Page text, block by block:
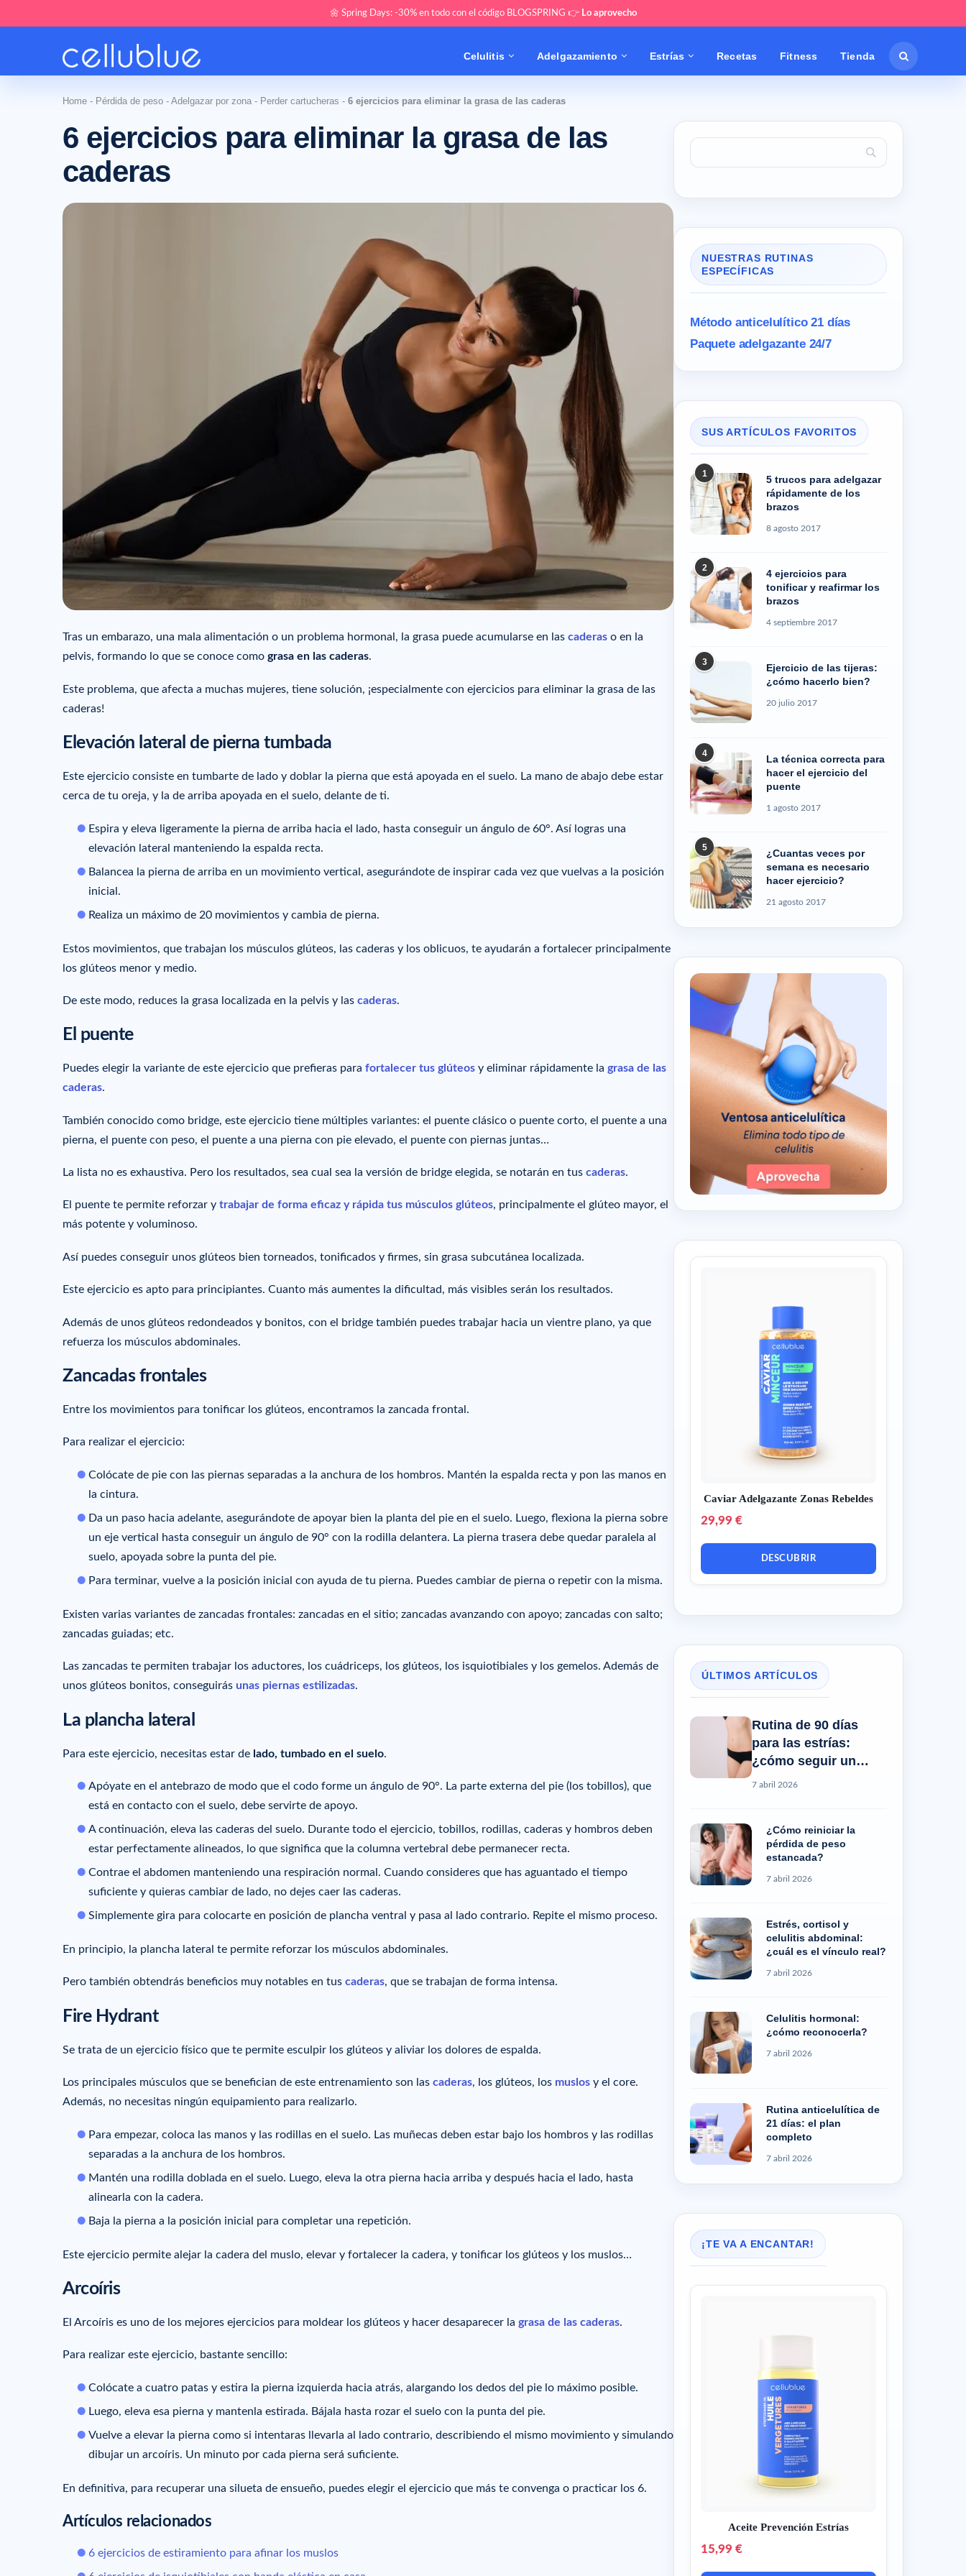
🌼 Spring Days: -30% en todo con el código BLOGSPRING 👉 Lo aprovecho
Celulitis Adelgazamiento Estrías Recetas Fitness Tienda
Home - Pérdida de peso - Adelgazar por zona - Perder cartucheras - 6 ejercicios para eliminar la grasa de las caderas
6 ejercicios para eliminar la grasa de las
caderas
Tras un embarazo, una mala alimentación o un problema hormonal, la grasa puede acumularse en las caderas o en la
pelvis, formando lo que se conoce como grasa en las caderas.
Este problema, que afecta a muchas mujeres, tiene solución, ¡especialmente con ejercicios para eliminar la grasa de las
caderas!
Elevación lateral de pierna tumbada
Este ejercicio consiste en tumbarte de lado y doblar la pierna que está apoyada en el suelo. La mano de abajo debe estar
cerca de tu oreja, y la de arriba apoyada en el suelo, delante de ti.
Espira y eleva ligeramente la pierna de arriba hacia el lado, hasta conseguir un ángulo de 60°. Así logras una
elevación lateral manteniendo la espalda recta.
Balancea la pierna de arriba en un movimiento vertical, asegurándote de inspirar cada vez que vuelvas a la posición
inicial.
Realiza un máximo de 20 movimientos y cambia de pierna.
Estos movimientos, que trabajan los músculos glúteos, las caderas y los oblicuos, te ayudarán a fortalecer principalmente
los glúteos menor y medio.
De este modo, reduces la grasa localizada en la pelvis y las caderas.
El puente
Puedes elegir la variante de este ejercicio que prefieras para fortalecer tus glúteos y eliminar rápidamente la grasa de las
caderas.
También conocido como bridge, este ejercicio tiene múltiples variantes: el puente clásico o puente corto, el puente a una
pierna, el puente con peso, el puente a una pierna con pie elevado, el puente con piernas juntas…
La lista no es exhaustiva. Pero los resultados, sea cual sea la versión de bridge elegida, se notarán en tus caderas.
El puente te permite reforzar y trabajar de forma eficaz y rápida tus músculos glúteos, principalmente el glúteo mayor, el
más potente y voluminoso.
Así puedes conseguir unos glúteos bien torneados, tonificados y firmes, sin grasa subcutánea localizada.
Este ejercicio es apto para principiantes. Cuanto más aumentes la dificultad, más visibles serán los resultados.
Además de unos glúteos redondeados y bonitos, con el bridge también puedes trabajar hacia un vientre plano, ya que
refuerza los músculos abdominales.
Zancadas frontales
Entre los movimientos para tonificar los glúteos, encontramos la zancada frontal.
Para realizar el ejercicio:
Colócate de pie con las piernas separadas a la anchura de los hombros. Mantén la espalda recta y pon las manos en
la cintura.
Da un paso hacia adelante, asegurándote de apoyar bien la planta del pie en el suelo. Luego, flexiona la pierna sobre
un eje vertical hasta conseguir un ángulo de 90° con la rodilla delantera. La pierna trasera debe quedar paralela al
suelo, apoyada sobre la punta del pie.
Para terminar, vuelve a la posición inicial con ayuda de tu pierna. Puedes cambiar de pierna o repetir con la misma.
Existen varias variantes de zancadas frontales: zancadas en el sitio; zancadas avanzando con apoyo; zancadas con salto;
zancadas guiadas; etc.
Las zancadas te permiten trabajar los aductores, los cuádriceps, los glúteos, los isquiotibiales y los gemelos. Además de
unos glúteos bonitos, conseguirás unas piernas estilizadas.
La plancha lateral
Para este ejercicio, necesitas estar de lado, tumbado en el suelo.
Apóyate en el antebrazo de modo que el codo forme un ángulo de 90°. La parte externa del pie (los tobillos), que
está en contacto con el suelo, debe servirte de apoyo.
A continuación, eleva las caderas del suelo. Durante todo el ejercicio, tobillos, rodillas, caderas y hombros deben
estar perfectamente alineados, lo que significa que la columna vertebral debe permanecer recta.
Contrae el abdomen manteniendo una respiración normal. Cuando consideres que has aguantado el tiempo
suficiente y quieras cambiar de lado, no dejes caer las caderas.
Simplemente gira para colocarte en posición de plancha ventral y pasa al lado contrario. Repite el mismo proceso.
En principio, la plancha lateral te permite reforzar los músculos abdominales.
Pero también obtendrás beneficios muy notables en tus caderas, que se trabajan de forma intensa.
Fire Hydrant
Se trata de un ejercicio físico que te permite esculpir los glúteos y aliviar los dolores de espalda.
Los principales músculos que se benefician de este entrenamiento son las caderas, los glúteos, los muslos y el core.
Además, no necesitas ningún equipamiento para realizarlo.
Para empezar, coloca las manos y las rodillas en el suelo. Las muñecas deben estar bajo los hombros y las rodillas
separadas a la anchura de los hombros.
Mantén una rodilla doblada en el suelo. Luego, eleva la otra pierna hacia arriba y después hacia el lado, hasta
alinearla con la cadera.
Baja la pierna a la posición inicial para completar una repetición.
Este ejercicio permite alejar la cadera del muslo, elevar y fortalecer la cadera, y tonificar los glúteos y los muslos…
Arcoíris
El Arcoíris es uno de los mejores ejercicios para moldear los glúteos y hacer desaparecer la grasa de las caderas.
Para realizar este ejercicio, bastante sencillo:
Colócate a cuatro patas y estira la pierna izquierda hacia atrás, alargando los dedos del pie lo máximo posible.
Luego, eleva esa pierna y mantenla estirada. Bájala hasta rozar el suelo con la punta del pie.
Vuelve a elevar la pierna como si intentaras llevarla al lado contrario, describiendo el mismo movimiento y simulando
dibujar un arcoíris. Un minuto por cada pierna será suficiente.
En definitiva, para recuperar una silueta de ensueño, puedes elegir el ejercicio que más te convenga o practicar los 6.
Artículos relacionados
6 ejercicios de estiramiento para afinar los muslos
NUESTRAS RUTINAS
ESPECÍFICAS
Método anticelulítico 21 días
Paquete adelgazante 24/7
SUS ARTÍCULOS FAVORITOS
1
5 trucos para adelgazar
rápidamente de los
brazos
8 agosto 2017
2
4 ejercicios para
tonificar y reafirmar los
brazos
4 septiembre 2017
3
Ejercicio de las tijeras:
¿cómo hacerlo bien?
20 julio 2017
4
La técnica correcta para
hacer el ejercicio del
puente
1 agosto 2017
5
¿Cuantas veces por
semana es necesario
hacer ejercicio?
21 agosto 2017
Caviar Adelgazante Zonas Rebeldes
29,99 €
DESCUBRIR
ÚLTIMOS ARTÍCULOS
Rutina de 90 días
para las estrías:
¿cómo seguir un
progreso real?
7 abril 2026
¿Cómo reiniciar la
pérdida de peso
estancada?
7 abril 2026
Estrés, cortisol y
celulitis abdominal:
¿cuál es el vínculo real?
7 abril 2026
Celulitis hormonal:
¿cómo reconocerla?
7 abril 2026
Rutina anticelulítica de
21 días: el plan
completo
7 abril 2026
¡TE VA A ENCANTAR!
Aceite Prevención Estrías
15,99 €